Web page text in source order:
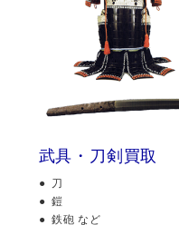
武具・刀剣買取
刀
鎧
鉄砲 など